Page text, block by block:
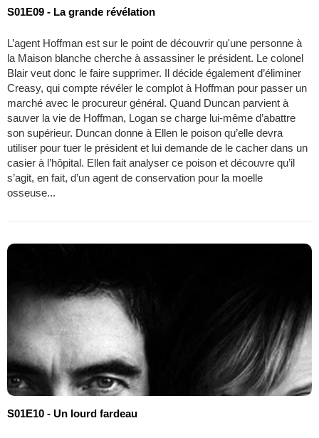
S01E09 - La grande révélation
L’agent Hoffman est sur le point de découvrir qu'une personne à
la Maison blanche cherche à assassiner le président. Le colonel
Blair veut donc le faire supprimer. Il décide également d’éliminer
Creasy, qui compte révéler le complot à Hoffman pour passer un
marché avec le procureur général. Quand Duncan parvient à
sauver la vie de Hoffman, Logan se charge lui-même d’abattre
son supérieur. Duncan donne à Ellen le poison qu’elle devra
utiliser pour tuer le président et lui demande de le cacher dans un
casier à l’hôpital. Ellen fait analyser ce poison et découvre qu’il
s’agit, en fait, d’un agent de conservation pour la moelle
osseuse...
S01E10 - Un lourd fardeau